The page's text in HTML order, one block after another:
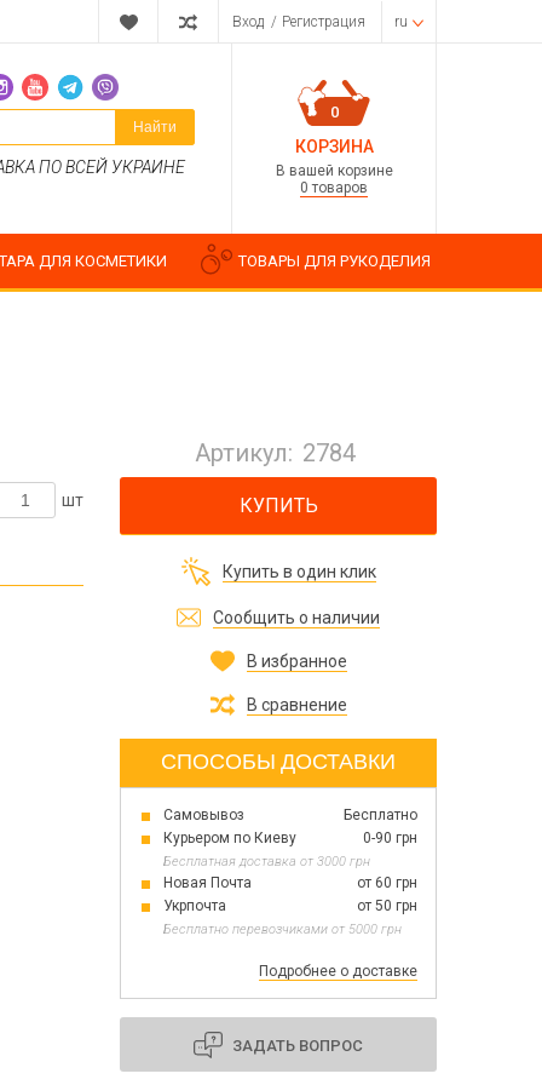
Вход / Регистрация ru
Найти
ПО ВСЕЙ УКРАИНЕ
0
КОРЗИНА
В вашей корзине
0 товаров
Косметические отдушки
Пищевые ароматизаторы
Все для изготовления духов
Все для аромасаше и аромадифузоров
Тара для косметики оптом
Базовые масла жидкие и баттеры оптом
Основы для скраба
Травы для мыла
Глина косметическая
1 октября День защитников и защитниц
Украины
ТАРА ДЛЯ КОСМЕТИКИ ТОВАРЫ ДЛЯ РУКОДЕЛИЯ
шт
Артикул: 2784
КУПИТЬ
Купить в один клик
Сообщить о наличии
В избранное
В сравнение
СПОСОБЫ ДОСТАВКИ
Самовывоз
Бесплатно
Курьером по Киеву
0-90 грн
Бесплатная доставка от 3000 грн
Новая Почта
от 60 грн
Укрпочта
от 50 грн
Бесплатно перевозчиками от 5000 грн
Подробнее о доставке
ЗАДАТЬ ВОПРОС